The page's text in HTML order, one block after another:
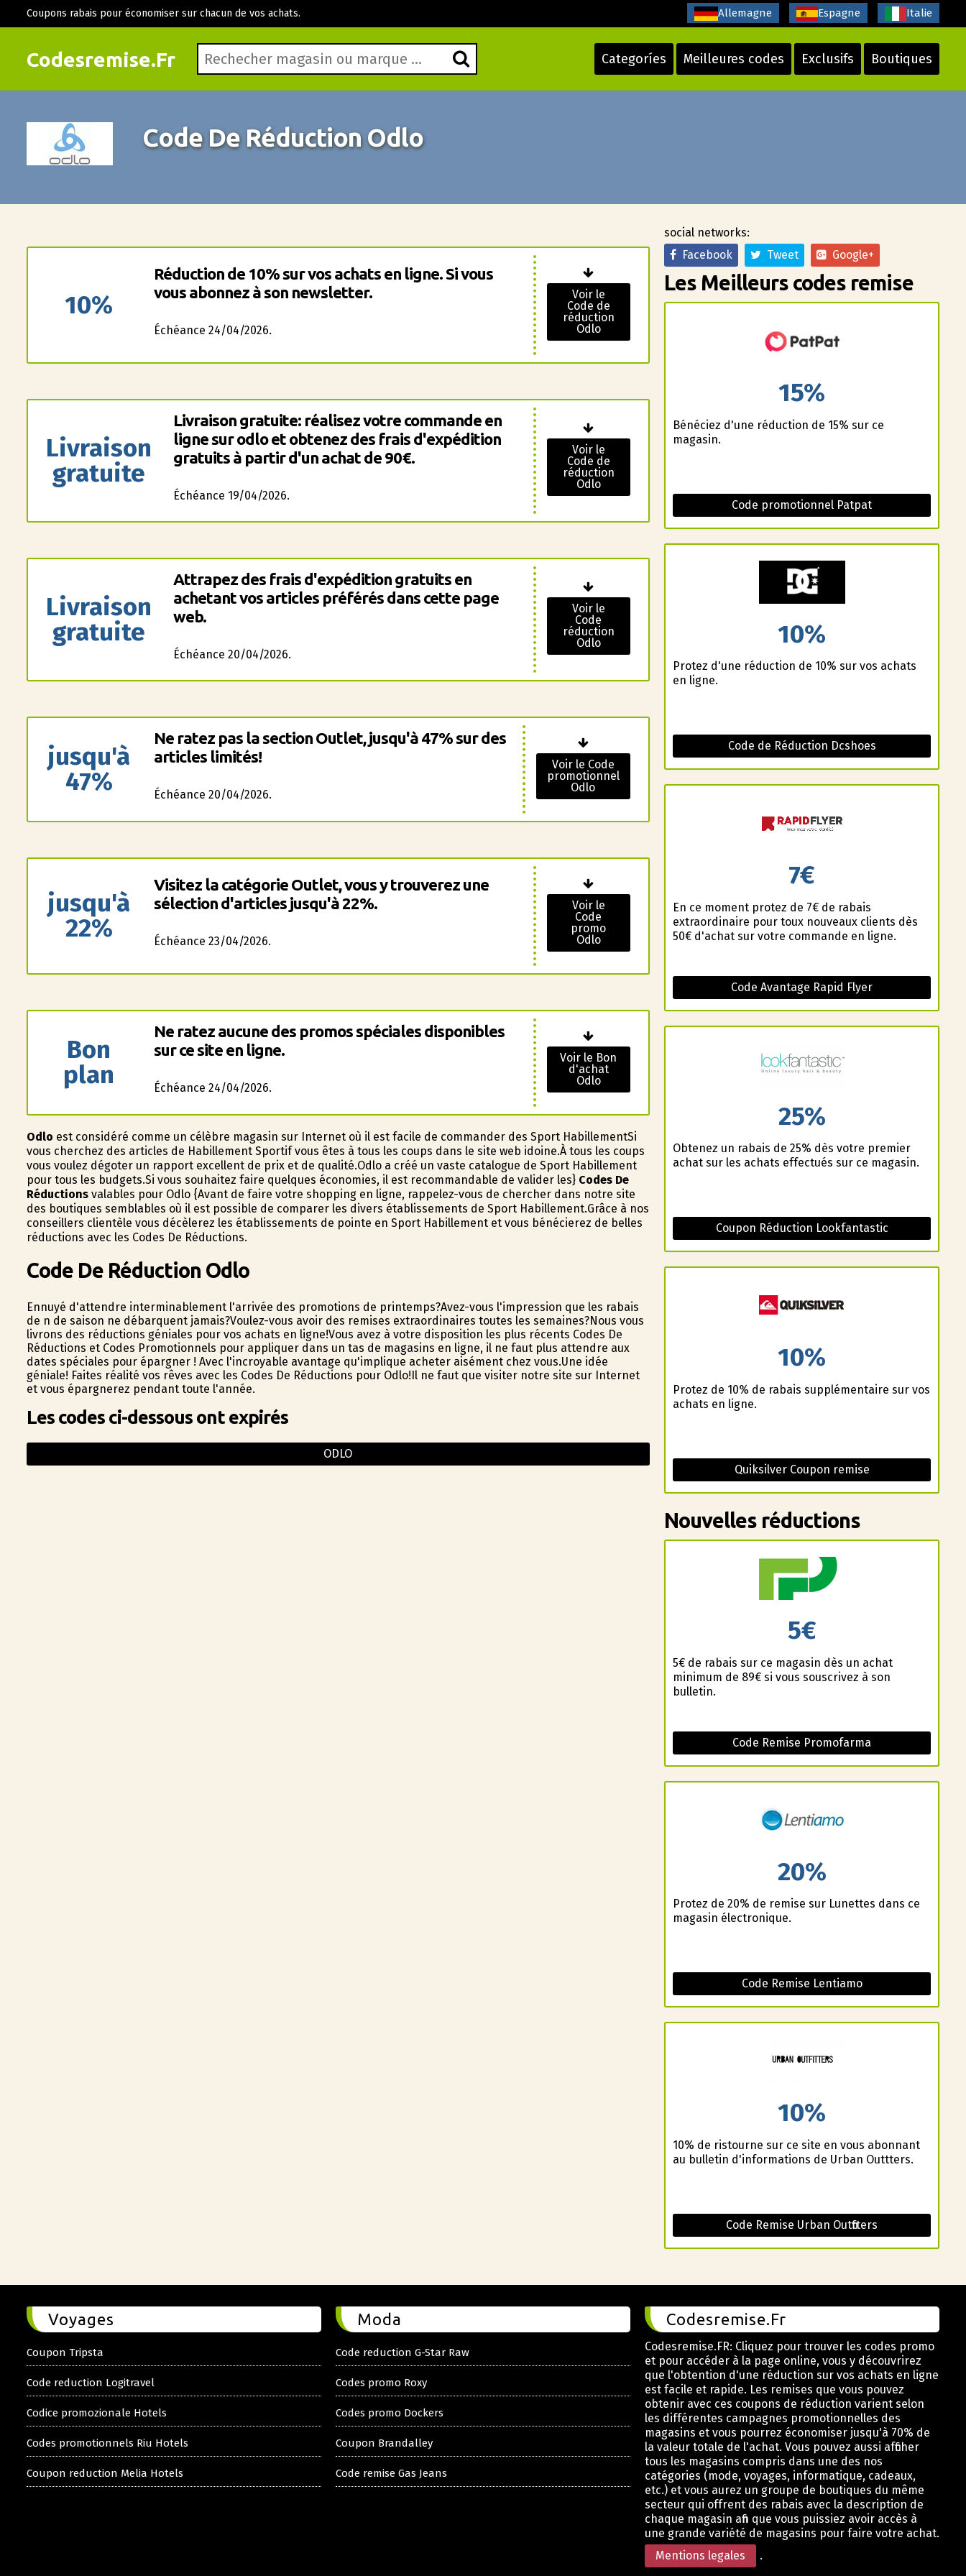
Codesremise.Fr Categoríes Meilleures codes Exclusifs Boutiques
Coupons rabais pour économiser sur chacun de vos achats. Allemagne Espagne Italie
Code De Réduction Odlo
10%
Réduction de 10% sur vos achats en ligne. Si vous
vous abonnez à son newsletter.
Échéance 24/04/2026.
Voir le
Code de
réduction
Odlo
Livraison
gratuite
Livraison gratuite: réalisez votre commande en
ligne sur odlo et obtenez des frais d'expédition
gratuits à partir d'un achat de 90€.
Échéance 19/04/2026.
Voir le
Code de
réduction
Odlo
Livraison
gratuite
Attrapez des frais d'expédition gratuits en
achetant vos articles préférés dans cette page
web.
Échéance 20/04/2026.
Voir le
Code
réduction
Odlo
jusqu'à
47%
Ne ratez pas la section Outlet, jusqu'à 47% sur des
articles limités!
Échéance 20/04/2026.
Voir le Code
promotionnel
Odlo
jusqu'à
22%
Visitez la catégorie Outlet, vous y trouverez une
sélection d'articles jusqu'à 22%.
Échéance 23/04/2026.
Voir le
Code
promo
Odlo
Bon
plan
Ne ratez aucune des promos spéciales disponibles
sur ce site en ligne.
Échéance 24/04/2026.
Voir le Bon
d'achat
Odlo
Odlo est considéré comme un célèbre magasin sur Internet où il est facile de commander des Sport HabillementSi
vous cherchez des articles de Habillement Sportif vous êtes à tous les coups dans le site web idoine.À tous les coups
vous voulez dégoter un rapport excellent de prix et de qualité.Odlo a créé un vaste catalogue de Sport Habillement
pour tous les budgets.Si vous souhaitez faire quelques économies, il est recommandable de valider les} Codes De
Réductionsvalables pour Odlo {Avant de faire votre shopping en ligne, rappelez-vous de chercher dans notre site
des boutiques semblables où il est possible de comparer les divers établissements de Sport Habillement.Grâce à nos
conseillers clientèle vous décèlerez les établissements de pointe en Sport Habillement et vous bénéficierez de belles
réductions avec les Codes De Réductions.
Code De Réduction Odlo
Ennuyé d'attendre interminablement l'arrivée des promotions de printemps?Avez-vous l'impression que les rabais
de fin de saison ne débarquent jamais?Voulez-vous avoir des remises extraordinaires toutes les semaines?Nous vous
livrons des réductions géniales pour vos achats en ligne!Vous avez à votre disposition les plus récents Codes De
Réductions et Codes Promotionnels pour appliquer dans un tas de magasins en ligne, il ne faut plus attendre aux
dates spéciales pour épargner ! Avec l'incroyable avantage qu'implique acheter aisément chez vous.Une idée
géniale! Faites réalité vos rêves avec les Codes De Réductions pour Odlo!Il ne faut que visiter notre site sur Internet
et vous épargnerez pendant toute l'année.
Les codes ci-dessous ont expirés
ODLO
social networks:
Facebook
Tweet Google+
Les Meilleurs codes remise
15%
Bénéficiez d'une réduction de 15% sur ce
magasin.
Code promotionnel Patpat
10%
Profitez d'une réduction de 10% sur vos achats
en ligne.
Code de Réduction Dcshoes
7€
En ce moment profitez de 7€ de rabais
extraordinaire pour toux nouveaux clients dès
50€ d'achat sur votre commande en ligne.
Code Avantage Rapid Flyer
25%
Obtenez un rabais de 25% dès votre premier
achat sur les achats effectués sur ce magasin.
Coupon Réduction Lookfantastic
10%
Profitez de 10% de rabais supplémentaire sur vos
achats en ligne.
Quiksilver Coupon remise
Nouvelles réductions
5€
5€ de rabais sur ce magasin dès un achat
minimum de 89€ si vous souscrivez à son
bulletin.
Code Remise Promofarma
20%
Profitez de 20% de remise sur Lunettes dans ce
magasin électronique.
Code Remise Lentiamo
10%
10% de ristourne sur ce site en vous abonnant
au bulletin d'informations de Urban Outfitters.
Code Remise Urban Outfitters
Voyages
Coupon Tripsta
Code reduction Logitravel
Codice promozionale Hotels
Codes promotionnels Riu Hotels
Coupon reduction Melia Hotels
Moda
Code reduction G-Star Raw
Codes promo Roxy
Codes promo Dockers
Coupon Brandalley
Code remise Gas Jeans
Codesremise.Fr
Codesremise.FR: Cliquez pour trouver les codes promo
et pour accéder à la page online, vous y découvrirez
que l'obtention d'une réduction sur vos achats en ligne
est facile et rapide. Les remises que vous pouvez
obtenir avec ces coupons de réduction varient selon
les différentes campagnes promotionnelles des
magasins et vous pourrez économiser jusqu'à 70% de
la valeur totale de l'achat. Vous pouvez aussi afficher
tous les magasins compris dans une des nos
catégories (mode, voyages, informatique, cadeaux,
etc.) et vous aurez un groupe de boutiques du même
secteur qui offrent des rabais avec la description de
chaque magasin afin que vous puissiez avoir accès à
une grande variété de magasins pour faire votre achat.
Mentions legales
.